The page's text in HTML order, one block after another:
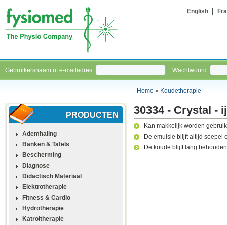
English
Gebruikersnaam of e-mailadres: Wachtwoord:
Home » Koudetherapie
PRODUCTEN
Ademhaling
Banken & Tafels
Bescherming
Diagnose
Didactisch Materiaal
Elektrotherapie
Fitness & Cardio
Hydrotherapie
Katroltherapie
30334 - Crystal -
Kan makkelijk worden
De emulsie blijft altijd soepel
De koude blijft lang